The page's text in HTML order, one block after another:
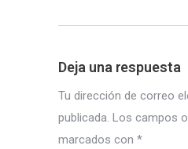
Deja una respuesta
Tu dirección de correo
publicada. Los campos
marcados con *